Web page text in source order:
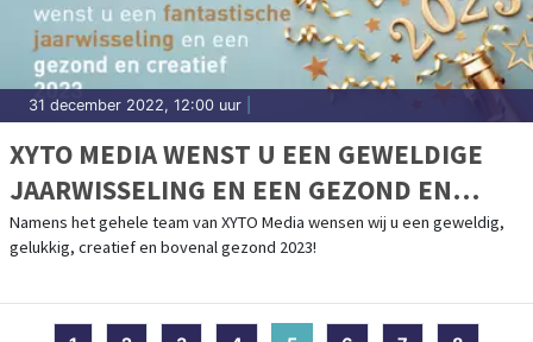
31 december 2022, 12:00 uur
XYTO MEDIA WENST U EEN GEWELDIGE
JAARWISSELING EN EEN GEZOND EN
CREATIEF 2023
Namens het gehele team van XYTO Media wensen wij u een geweldig,
gelukkig, creatief en bovenal gezond 2023!